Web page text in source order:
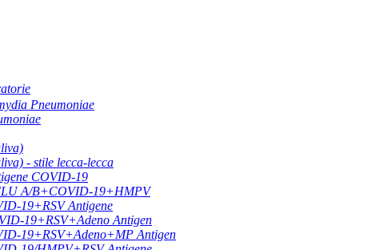
Pneumoniae
- stile lecca-lecca
COVID-19
A/B+COVID-19+HMPV
19+RSV Antigene
19+RSV+Adeno Antigen
19+RSV+Adeno+MP Antigen